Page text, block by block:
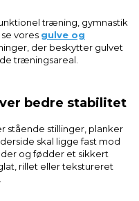
træning, gymnastik
vores gulve og
der beskytter gulvet
træningsareal.
bedre stabilitet
stående stillinger, planker
skal ligge fast mod
og fødder et sikkert
rillet eller tekstureret